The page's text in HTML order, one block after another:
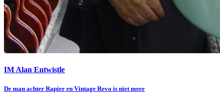
IM Alan Entwistle
De man achter Rapier en Vintage Revo is niet meer